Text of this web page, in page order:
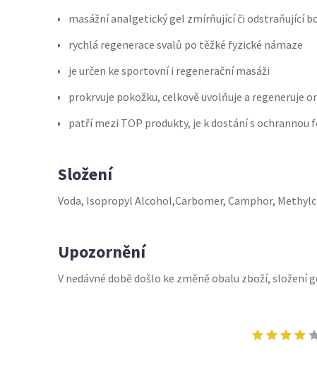
masážní analgetický gel zmírňující či odstraňující
rychlá regenerace svalů po těžké fyzické námaze
je určen ke sportovní i regenerační masáži
prokrvuje pokožku, celkově uvolňuje a regeneruje
patří mezi TOP produkty, je k dostání s
Složení
Voda, Isopropyl Alcohol,Carbomer, Camphor,
Upozornění
V nedávné době došlo ke změně obalu zboží, složení